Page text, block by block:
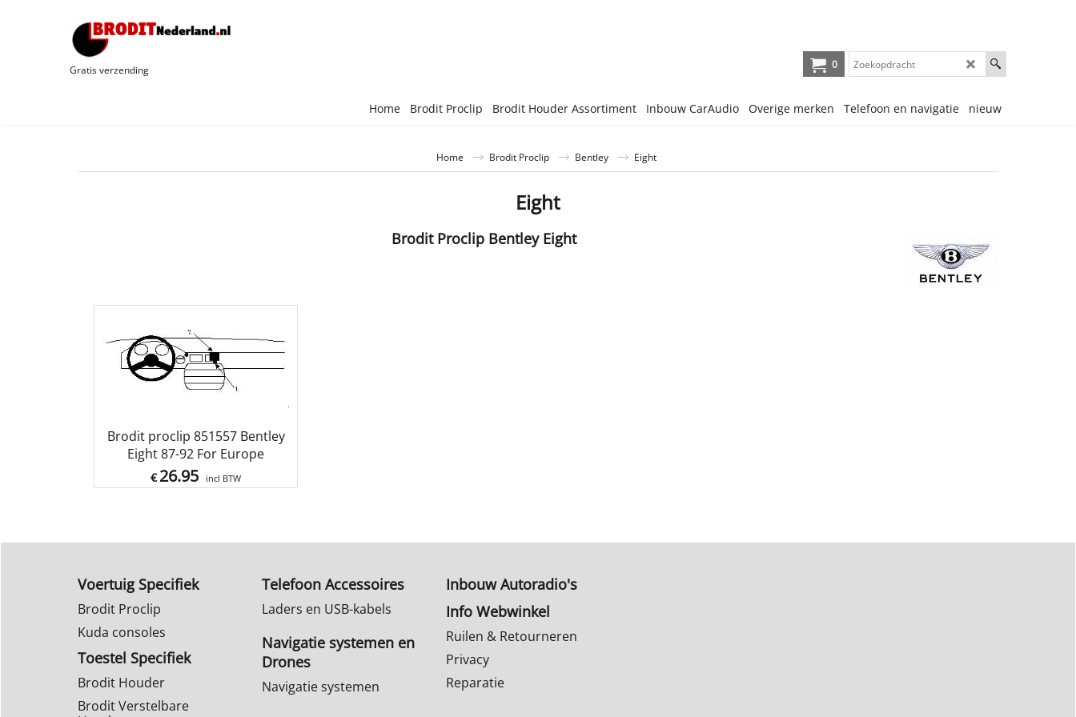
Gratis verzending 0
Home Brodit Proclip Brodit Houder Assortiment Inbouw CarAudio Overige merken Telefoon en navigatie nieuw
Home Brodit Proclip Bentley Eight
Eight
Brodit Proclip Bentley Eight
Brodit proclip 851557 Bentley
Eight 87-92 For Europe
€ 26.95 incl BTW
Voertuig Specifiek
Brodit Proclip
Kuda consoles
Toestel Specifiek
Brodit Houder
Brodit Verstelbare
Telefoon Accessoires
Laders en USB-kabels
Navigatie systemen en
Drones
Navigatie systemen
Inbouw Autoradio's
Info Webwinkel
Ruilen & Retourneren
Privacy
Reparatie